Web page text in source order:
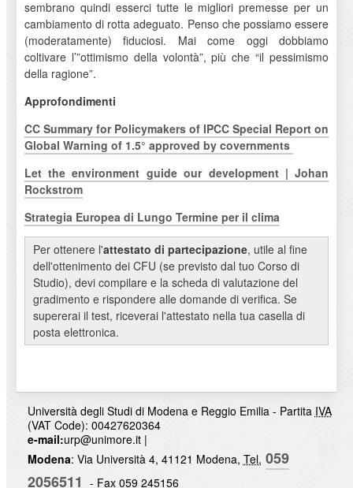
sembrano quindi esserci tutte le migliori premesse per un
cambiamento di rotta adeguato. Penso che possiamo essere
(moderatamente) fiduciosi. Mai come oggi dobbiamo
coltivare l’”ottimismo della volontà”, più che “il pessimismo
della ragione”.
Approfondimenti
CC Summary for Policymakers of IPCC Special Report on
Global Warning of 1.5° approved by covernments
Let the environment guide our development | Johan
Rockstrom
Strategia Europea di Lungo Termine per il clima
Per ottenere l'attestato di partecipazione, utile al fine
dell'ottenimento dei CFU (se previsto dal tuo Corso di
Studio), devi compilare e la scheda di valutazione del
gradimento e rispondere alle domande di verifica. Se
supererai il test, riceverai l'attestato nella tua casella di
posta elettronica.
Università degli Studi di Modena e Reggio Emilia - Partita IVA
(VAT Code): 00427620364
e-mail:urp@unimore.it|
Modena: Via Università 4, 41121 Modena, Tel. 059
2056511 - Fax 059 245156